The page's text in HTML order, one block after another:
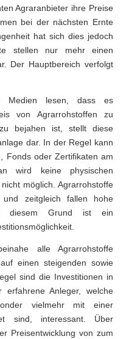
Agraranbieter ihre Preise
bei der nächsten Ernte
hat sich dies jedoch
stellen nur mehr einen
Der Hauptbereich verfolgt
Medien lesen, dass es
von Agrarrohstoffen zu
bejahen ist, stellt diese
dar. In der Regel kann
Fonds oder Zertifikaten am
wird keine physischen
möglich. Agrarrohstoffe
zeitgleich fallen hohe
diesem Grund ist ein
alle Agrarrohstoffe
einen steigenden sowie
sind die Investitionen in
erfahrene Anleger, welche
vielmehr mit einer
sind, interessant. Über
Preisentwicklung von zum